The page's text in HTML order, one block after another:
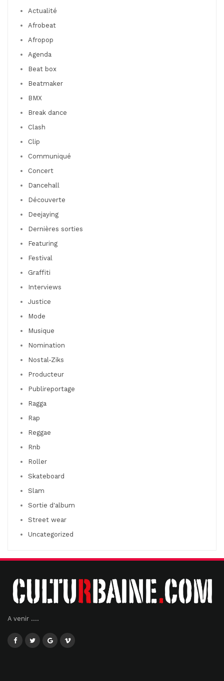
Actualité
Afrobeat
Afropop
Agenda
Beat box
Beatmaker
BMX
Break dance
Clash
Clip
Communiqué
Concert
Dancehall
Découverte
Deejaying
Dernières sorties
Featuring
Festival
Graffiti
Interviews
Justice
Mode
Musique
Nomination
Nostal-Ziks
Producteur
Publireportage
Ragga
Rap
Reggae
Rnb
Roller
Skateboard
Slam
Sortie d'album
Street wear
Uncategorized
A venir ....